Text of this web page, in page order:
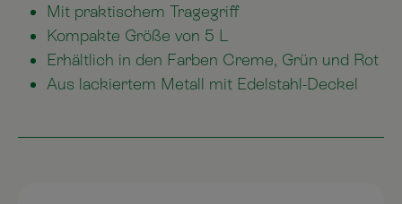
Mit praktischem Tragegriff
Kompakte Größe von 5 L
Erhältlich in den Farben Creme, Grün und Rot
Aus lackiertem Metall mit Edelstahl-Deckel